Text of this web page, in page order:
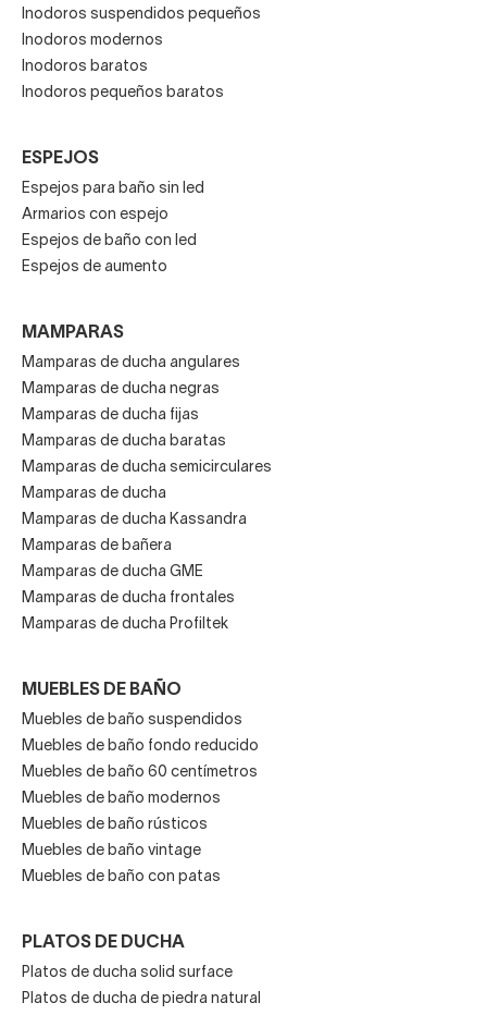
Inodoros suspendidos pequeños
Inodoros modernos
Inodoros baratos
Inodoros pequeños baratos
ESPEJOS
Espejos para baño sin led
Armarios con espejo
Espejos de baño con led
Espejos de aumento
MAMPARAS
Mamparas de ducha angulares
Mamparas de ducha negras
Mamparas de ducha fijas
Mamparas de ducha baratas
Mamparas de ducha semicirculares
Mamparas de ducha
Mamparas de ducha Kassandra
Mamparas de bañera
Mamparas de ducha GME
Mamparas de ducha frontales
Mamparas de ducha Profiltek
MUEBLES DE BAÑO
Muebles de baño suspendidos
Muebles de baño fondo reducido
Muebles de baño 60 centímetros
Muebles de baño modernos
Muebles de baño rústicos
Muebles de baño vintage
Muebles de baño con patas
PLATOS DE DUCHA
Platos de ducha solid surface
Platos de ducha de piedra natural